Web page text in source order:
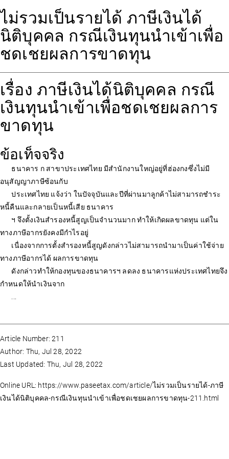
ไม่รวมเป็นรายได้ ภาษีเงินได้
นิติบุคคล กรณีเงินทุนนำเข้าเพื่อ
ชดเชยผลการขาดทุน
เรื่อง ภาษีเงินได้นิติบุคคล กรณี
เงินทุนนำเข้าเพื่อชดเชยผลการ
ขาดทุน
ข้อเท็จจริง
ธนาคาร ก สาขาประเทศไทย มีสำนักงานใหญ่อยู่ที่ฮ่องกงซึ่งไม่มี
อนุสัญญาภาษีซ้อนกับ
ประเทศไทย แจ้งว่า ในปัจจุบันและปีที่ผ่านมาลูกค้าไม่สามารถชำระ
หนี้คืนและกลายเป็นหนี้เสีย ธนาคาร
ฯ จึงตั้งเงินสำรองหนี้สูญเป็นจำนวนมาก ทำให้เกิดผลขาดทุน แต่ใน
ทางภาษีอากรยังคงมีกำไรอยู่
เนื่องจากการตั้งสำรองหนี้สูญดังกล่าวไม่สามารถนำมาเป็นค่าใช้จ่าย
ทางภาษีอากรได้ ผลการขาดทุน
ดังกล่าวทำให้กองทุนของธนาคารฯ ลดลง ธนาคารแห่งประเทศไทยจึง
กำหนดให้นำเงินจาก
Article Number: 211
Author: Thu, Jul 28, 2022
Last Updated: Thu, Jul 28, 2022
Online URL: https://www.paseetax.com/article/ไม่รวมเป็นรายได้-ภาษี
เงินได้นิติบุคคล-กรณีเงินทุนนำเข้าเพื่อชดเชยผลการขาดทุน-211.html